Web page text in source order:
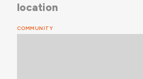
location
COMMUNITY